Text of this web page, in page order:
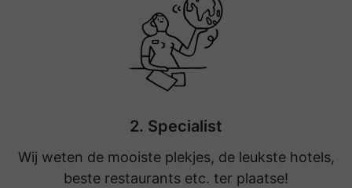
2. Specialist
Wij weten de mooiste plekjes, de leukste hotels,
beste restaurants etc. ter plaatse!